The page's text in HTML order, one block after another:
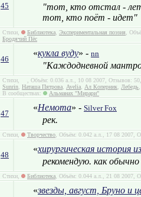
45
"тот, кто отстал -
тот, кто поёт - идет"
Стихи, Библиотека Экспериментальная поэзия ,
Бродячий Пёс
46
«кукла вуду» - nn
"Каждодневной
Стихи,
, Объём: 0.036 а.л., 10 08 2007, Отзывов:
Sunrin Наташа Пятрова Avelia Ал Коперник Лебедь
В сообществах:
Альманах "Мирари"
47
«Немота» - Silver Fox
рек.
Стихи, Творчество , Объём: 0.042 а.л., 17 08 2007,
48
«хирургическая история
рекомендую. как обычно
Стихи, Библиотека , Объём: 0.044 а.л., 21 08 2007,
«звезды, август, Бруно и